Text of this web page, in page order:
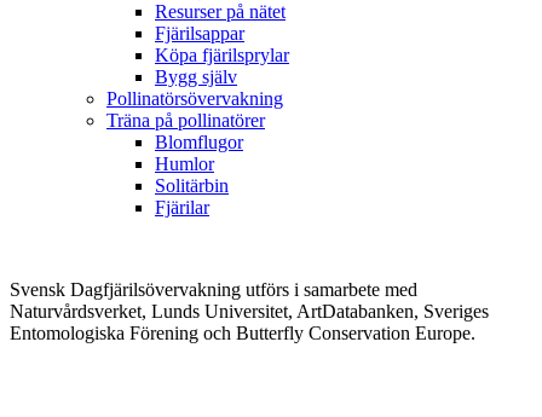
Resurser på nätet
Fjärilsappar
Köpa fjärilsprylar
Bygg själv
Pollinatörsövervakning
Träna på pollinatörer
Blomflugor
Humlor
Solitärbin
Fjärilar
Svensk Dagfjärilsövervakning utförs i samarbete med
Naturvårdsverket, Lunds Universitet, ArtDatabanken, Sveriges
Entomologiska Förening och Butterfly Conservation Europe.